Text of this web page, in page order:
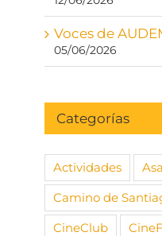
Voces de
05/06/2026
Categorías
Actividades
Camino de
CineClub